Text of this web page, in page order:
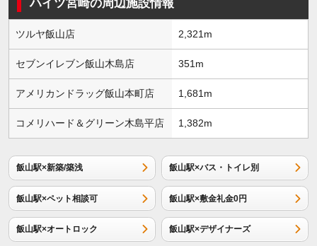
ハイツ宮崎の周辺施設情報
ツルヤ飯山店 2,321m
セブンイレブン飯山木島店 351m
アメリカンドラッグ飯山本町店 1,681m
コメリハード＆グリーン木島平店 1,382m
飯山駅×新築/築浅 飯山駅×バス・トイレ別
飯山駅×ペット相談可 飯山駅×敷金礼金0円
飯山駅×オートロック 飯山駅×デザイナーズ